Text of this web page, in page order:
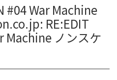
#04 War Machine
RE:EDIT
Machine ノンスケ